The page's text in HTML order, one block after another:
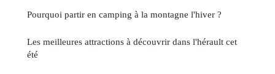
Pourquoi partir en camping à la montagne l'hiver ?
Les meilleures attractions à découvrir dans l'hérault cet
été